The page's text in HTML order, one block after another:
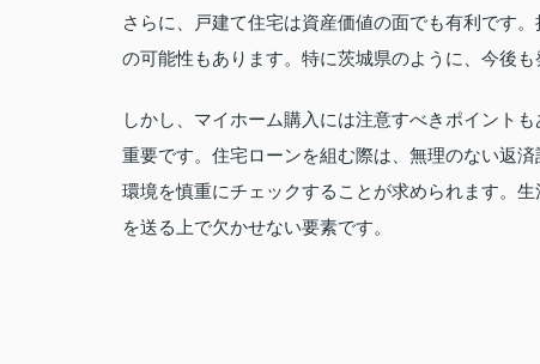
さらに、戸建て住宅は資産価値の面でも有利です
の可能性もあります。特に茨城県のように、今後
しかし、マイホーム購入には注意すべきポイント
重要です。住宅ローンを組む際は、無理のない返
環境を慎重にチェックすることが求められます。
を送る上で欠かせない要素です。